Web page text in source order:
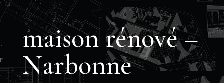
maison rénové –
Narbonne